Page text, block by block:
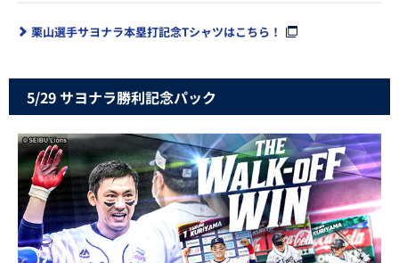
栗山選手サヨナラ本塁打記念Tシャツはこちら！
5/29 サヨナラ勝利記念パック